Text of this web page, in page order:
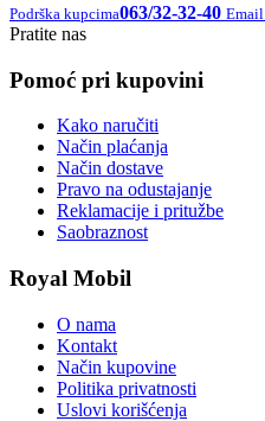
Podrška kupcima063/32-32-40 Email
Pratite nas
Pomoć pri kupovini
Kako naručiti
Način plaćanja
Način dostave
Pravo na odustajanje
Reklamacije i pritužbe
Saobraznost
Royal Mobil
O nama
Kontakt
Način kupovine
Politika privatnosti
Uslovi korišćenja